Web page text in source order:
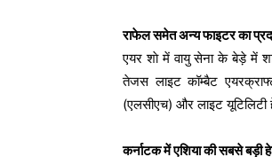
राफेल समेत अन्य फाइटर का
एयर शाे में वायु सेना के बेड़े में
तेजस लाइट कॉम्बैट
(एलसीएच) और लाइट
कर्नाटक में एशिया की सबसे बड़ी